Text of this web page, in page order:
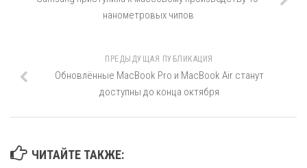
нанометровых чипов
ПРЕДЫДУЩАЯ ПУБЛИКАЦИЯ
Обновлённые MacBook Pro и MacBook Air станут
доступны до конца октября
ЧИТАЙТЕ ТАКЖЕ: